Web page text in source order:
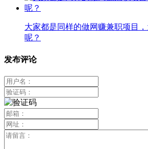
大家都是同样的做网赚兼职项目
呢？
发布评论